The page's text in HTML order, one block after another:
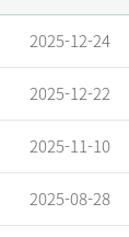
2025-12-24
2025-12-22
2025-11-10
2025-08-28